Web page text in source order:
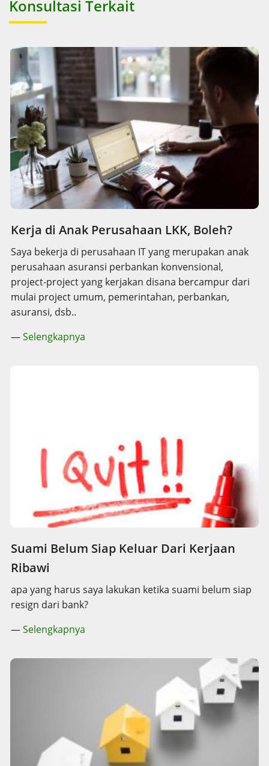
Konsultasi Terkait
Kerja di Anak Perusahaan LKK, Boleh?
Saya bekerja di perusahaan IT yang merupakan anak
perusahaan asuransi perbankan konvensional,
project-project yang kerjakan disana bercampur dari
mulai project umum, pemerintahan, perbankan,
asuransi, dsb..
—Selengkapnya
Suami Belum Siap Keluar Dari Kerjaan
Ribawi
apa yang harus saya lakukan ketika suami belum siap
resign dari bank?
—Selengkapnya